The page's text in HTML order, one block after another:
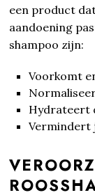
een product
aandoening
shampoo zijn:
Voorkomt
Hydrateert
Vermindert